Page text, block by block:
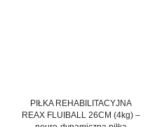
PIŁKA REHABILITACYJNA
REAX FLUIBALL 26CM (4kg) –